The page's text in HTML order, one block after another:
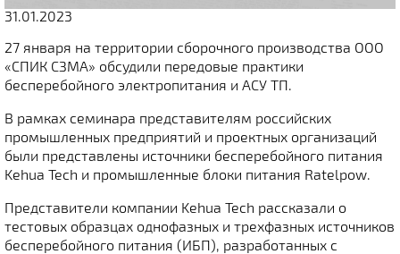
31.01.2023
27 января на территории сборочного производства ООО
«СПИК СЗМА» обсудили передовые практики
бесперебойного электропитания и АСУ ТП.
В рамках семинара представителям российских
промышленных предприятий и проектных организаций
были представлены источники бесперебойного питания
Kehua Tech и промышленные блоки питания Ratelpow.
Представители компании Kehua Tech рассказали о
тестовых образцах однофазных и трехфазных источников
бесперебойного питания (ИБП), разработанных с